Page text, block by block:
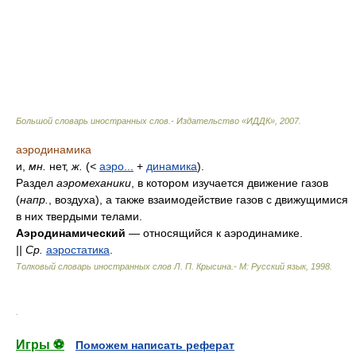
Большой словарь иностранных слов.- Издательство «ИДДК» 2007.
аэродинамика
и, мн. нет, ж. (< аэро... + динамика).
Раздел аэромеханики , в котором изучается движение газов
(напр.
, воздуха), а также взаимодействие газов с движущимися
в них твердыми телами.
Аэродинамический — относящийся к аэродинамике.
|| Ср. аэростатика
Толковый словарь иностранных слов Л. П. Крысина.- М: Русский язык, 1998
Игры ⚽
Поможем написать реферат